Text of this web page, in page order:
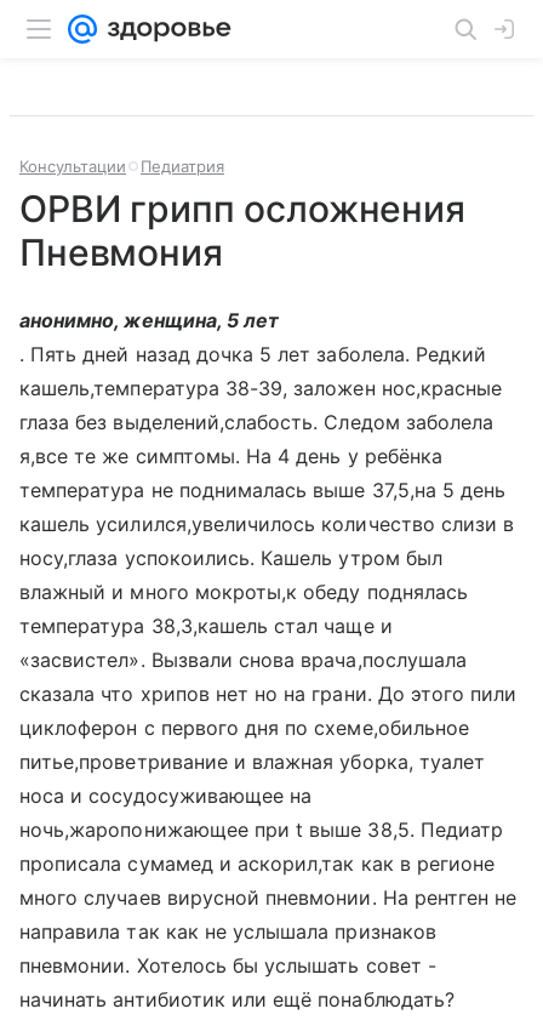
Консультации Педиатрия
ОРВИ грипп осложнения
Пневмония
анонимно, женщина, 5 лет
. Пять дней назад дочка 5 лет заболела. Редкий
кашель,температура 38-39, заложен нос,красные
глаза без выделений,слабость. Следом заболела
я,все те же симптомы. На 4 день у ребёнка
температура не поднималась выше 37,5,на 5 день
кашель усилился,увеличилось количество слизи в
носу,глаза успокоились. Кашель утром был
влажный и много мокроты,к обеду поднялась
температура 38,3,кашель стал чаще и
«засвистел». Вызвали снова врача,послушала
сказала что хрипов нет но на грани. До этого пили
циклоферон с первого дня по схеме,обильное
питье,проветривание и влажная уборка, туалет
носа и сосудосуживающее на
ночь,жаропонижающее при t выше 38,5. Педиатр
прописала сумамед и аскорил,так как в регионе
много случаев вирусной пневмонии. На рентген не
направила так как не услышала признаков
пневмонии. Хотелось бы услышать совет -
начинать антибиотик или ещё понаблюдать?